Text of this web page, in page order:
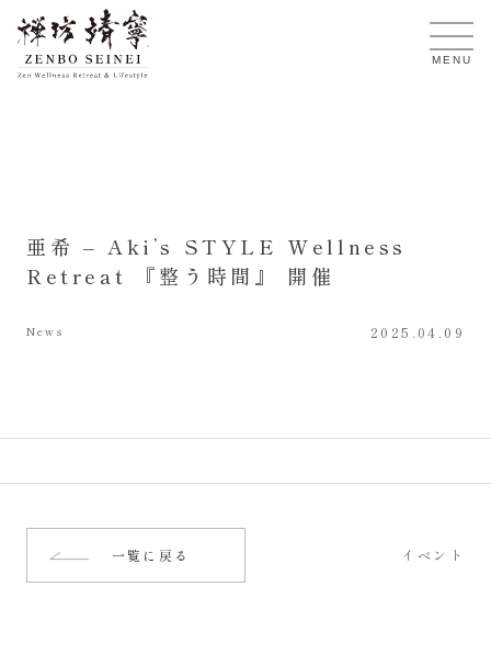
JA
MENU
亜希 – Aki’s STYLE Wellness
Retreat 『整う時間』 開催
News 2025.04.09
一覧に戻る イベント